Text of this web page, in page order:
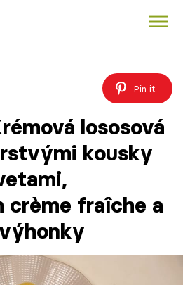
Pin it
lososová
kousky
crème fraîche a